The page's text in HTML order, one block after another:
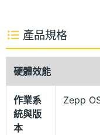
面，具備最高 25天
計。
MIL-STD-810G 軍
Amazfit T-Rex
錶背板和側面按鈕
產品規格
硬體效能
作業系
統與版
本
Zepp